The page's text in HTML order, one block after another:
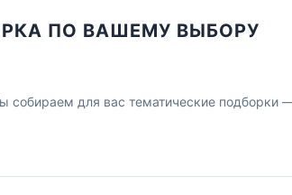
ПО ВАШЕМУ ВЫБОРУ
собираем для вас тематические подборки